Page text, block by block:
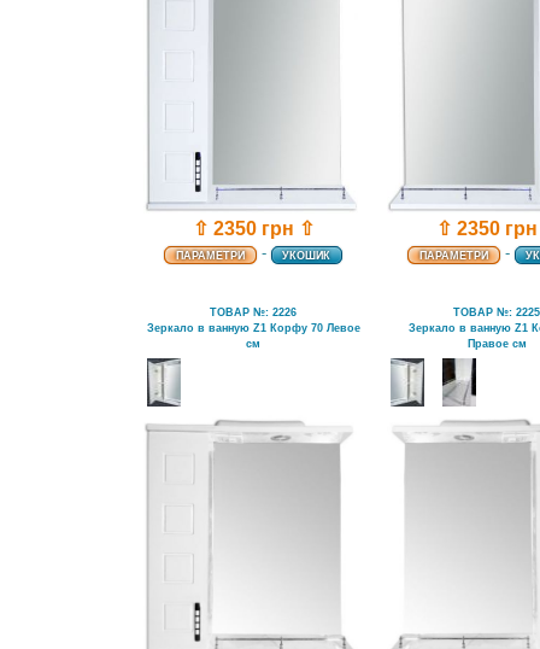
⇧ 2350 грн ⇧
ПАРАМЕТРИ - УКОШИК
⇧ 2350
ПАРАМЕТРИ -
ТОВАР №: 2226
Зеркало в ванную Z1 Корфу 70 Левое
см
ТОВАР №: 2225
Зеркало в ванную Z1
Правое см